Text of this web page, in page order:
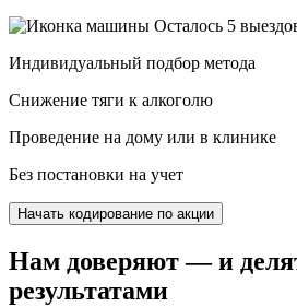
Осталось 5
Индивидуальный подбор метода
Снижение тяги к алкоголю
Проведение на дому или в клинике
Без постановки на учет
Начать кодирование по акции
Нам доверяют— и
результатами